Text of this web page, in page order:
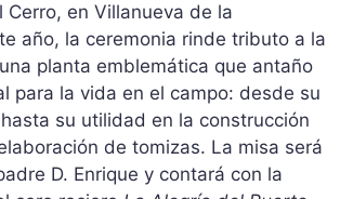
Cerro, en Villanueva de la
año, la ceremonia rinde tributo a la
planta emblemática que antaño
para la vida en el campo: desde su
su utilidad en la construcción
de tomizas. La misa será
D. Enrique y contará con la